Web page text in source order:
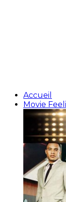
Accueil
Movie